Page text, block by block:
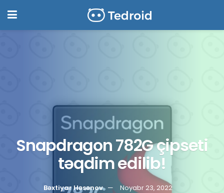
Snapdragon 782G çipseti
təqdim edilib!
Bəxtiyar Həsənov Noyabr 23, 2022